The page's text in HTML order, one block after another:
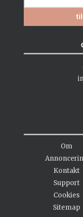
Om
Kontakt
Support
Cookies
Sitemap